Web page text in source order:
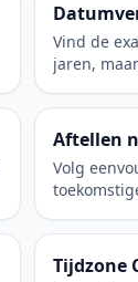
Vind de
jaren,
Aftellen
Volg
Tijdzone